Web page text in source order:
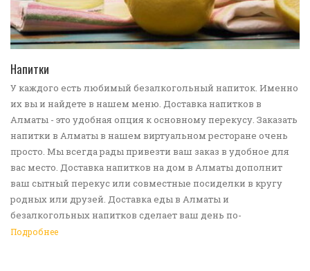
Напитки
У каждого есть любимый безалкогольный напиток. Именно
их вы и найдете в нашем меню. Доставка напитков в
Алматы - это удобная опция к основному перекусу. Заказать
напитки в Алматы в нашем виртуальном ресторане очень
просто. Мы всегда рады привезти ваш заказ в удобное для
вас место. Доставка напитков на дом в Алматы дополнит
ваш сытный перекус или совместные посиделки в кругу
родных или друзей. Доставка еды в Алматы и
безалкогольных напитков сделает ваш день по-
настоящему ярким и беззаботным. Обращайтесь к нам за
Подробнее